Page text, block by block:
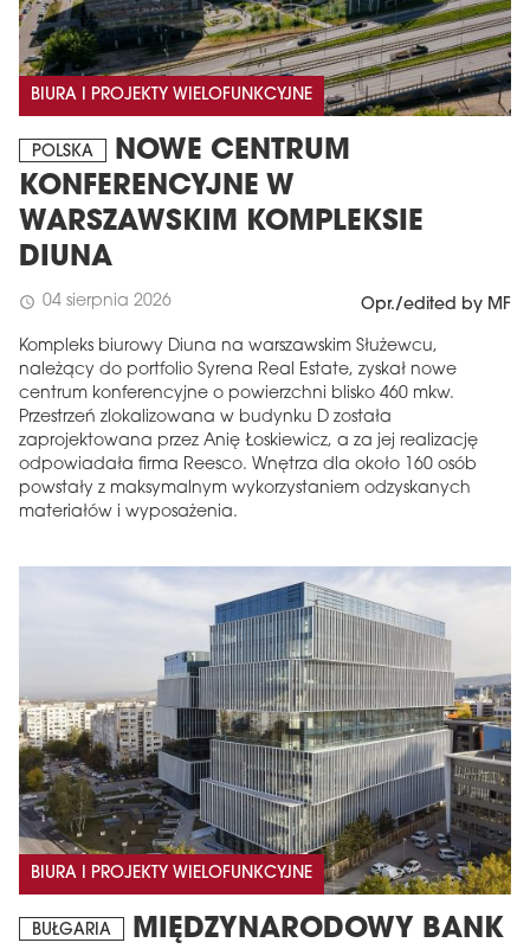
BIURA I PROJEKTY WIELOFUNKCYJNE
POLSKA
NOWE CENTRUM
KONFERENCYJNE W
WARSZAWSKIM KOMPLEKSIE
DIUNA
schedule 04 sierpnia 2026 Opr./edited by MF
Kompleks biurowy Diuna na warszawskim Służewcu,
należący do portfolio Syrena Real Estate, zyskał nowe
centrum konferencyjne o powierzchni blisko 460 mkw.
Przestrzeń zlokalizowana w budynku D została
zaprojektowana przez Anię Łoskiewicz, a za jej realizację
odpowiadała firma Reesco. Wnętrza dla około 160 osób
powstały z maksymalnym wykorzystaniem odzyskanych
materiałów i wyposażenia.
BIURA I PROJEKTY WIELOFUNKCYJNE
BUŁGARIA
MIĘDZYNARODOWY BANK